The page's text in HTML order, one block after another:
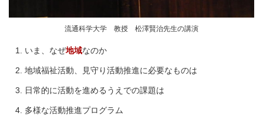
流通科学大学 教授 松澤賢治先生の講演
いま、なぜ地域なのか
地域福祉活動、見守り活動推進に必要なものは
日常的に活動を進めるうえでの課題は
多様な活動推進プログラム